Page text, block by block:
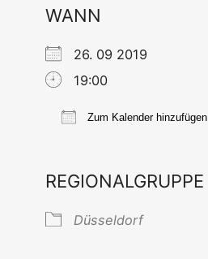
WANN
26. 09 2019
19:00
Zum Kalender hinzufügen
REGIONALGRUPPE
Düs­sel­dorf